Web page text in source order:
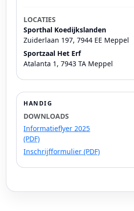
LOCATIES
Sporthal Koedijkslanden
Zuiderlaan 197, 7944 EE Meppel
Sportzaal Het Erf
Atalanta 1, 7943 TA Meppel
HANDIG
DOWNLOADS
Informatieflyer 2025
(PDF)
Inschrijfformulier (PDF)